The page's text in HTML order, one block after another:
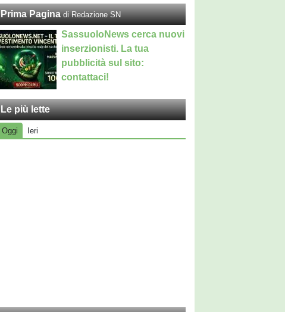
Prima Pagina di Redazione SN
SassuoloNews cerca nuovi
inserzionisti. La tua
pubblicità sul sito:
contattaci!
Le più lette
Oggi Ieri